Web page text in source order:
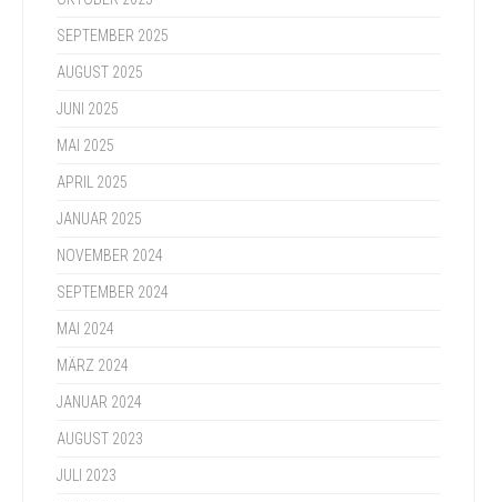
SEPTEMBER 2025
AUGUST 2025
JUNI 2025
MAI 2025
APRIL 2025
JANUAR 2025
NOVEMBER 2024
SEPTEMBER 2024
MAI 2024
MÄRZ 2024
JANUAR 2024
AUGUST 2023
JULI 2023